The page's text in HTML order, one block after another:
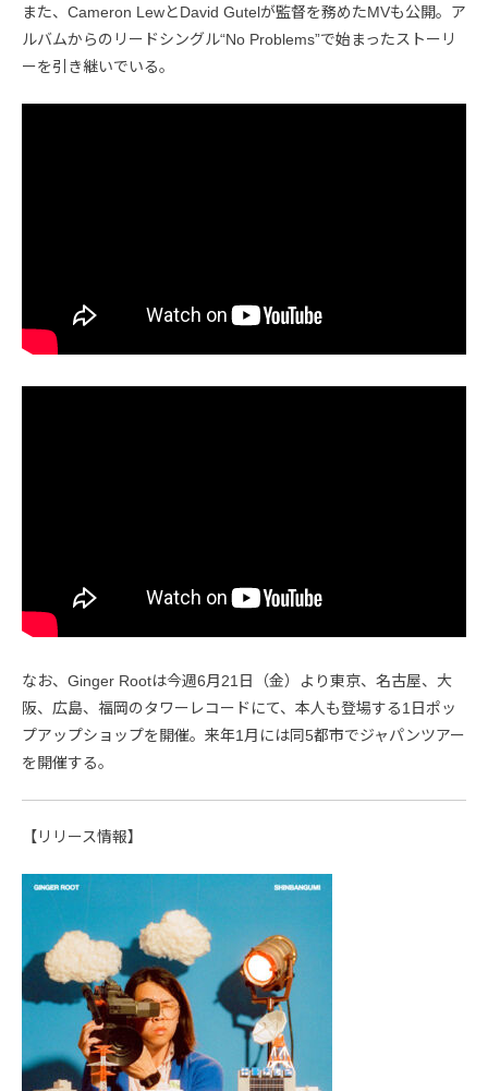
また、Cameron LewとDavid Gutelが監督を務めたMVも公開。ア
ルバムからのリードシングル“No Problems”で始まったストーリ
ーを引き継いでいる。
なお、Ginger Rootは今週6月21日（金）より東京、名古屋、大
阪、広島、福岡のタワーレコードにて、本人も登場する1日ポッ
プアップショップを開催。来年1月には同5都市でジャパンツアー
を開催する。
【リリース情報】